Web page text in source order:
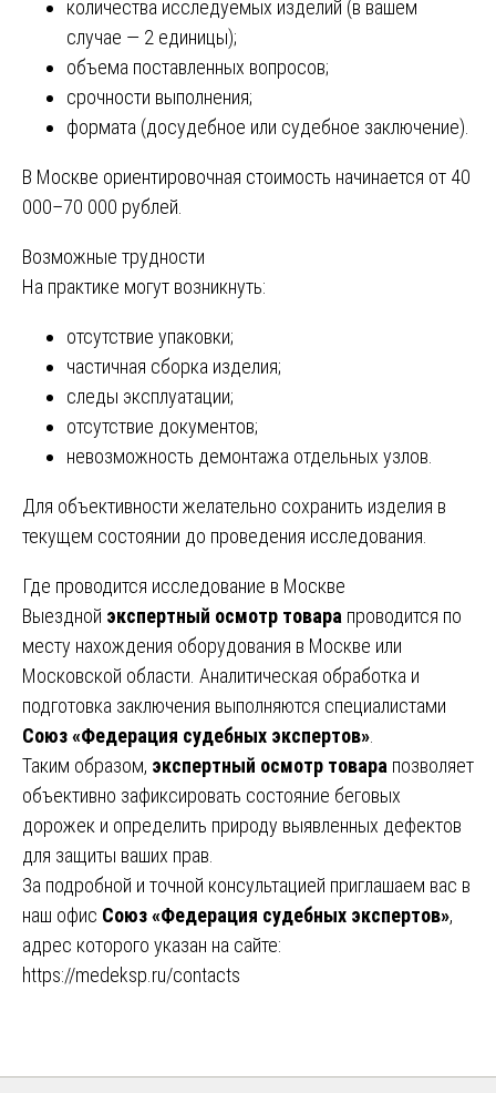
количества исследуемых изделий (в вашем
случае — 2 единицы);
объема поставленных вопросов;
срочности выполнения;
формата (досудебное или судебное заключение).
В Москве ориентировочная стоимость начинается от 40
000–70 000 рублей.
Возможные трудности
На практике могут возникнуть:
отсутствие упаковки;
частичная сборка изделия;
следы эксплуатации;
отсутствие документов;
невозможность демонтажа отдельных узлов.
Для объективности желательно сохранить изделия в
текущем состоянии до проведения исследования.
Где проводится исследование в Москве
Выездной экспертный осмотр товара проводится по
месту нахождения оборудования в Москве или
Московской области. Аналитическая обработка и
подготовка заключения выполняются специалистами
Союз «Федерация судебных экспертов»
Таким образом, экспертный осмотр товара позволяет
объективно зафиксировать состояние беговых
дорожек и определить природу выявленных дефектов
для защиты ваших прав.
За подробной и точной консультацией приглашаем вас в
наш офис Союз «Федерация судебных экспертов»,
адрес которого указан на сайте:
https://medeksp.ru/contacts